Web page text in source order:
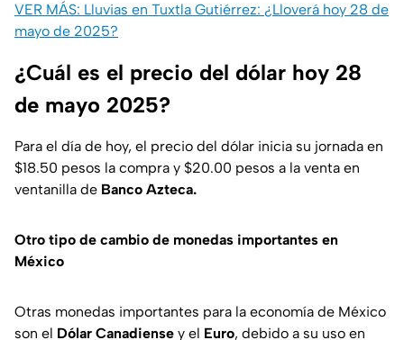
VER MÁS: Lluvias en Tuxtla Gutiérrez: ¿Lloverá hoy 28 de
mayo de 2025?
¿Cuál es el precio del dólar hoy 28
de mayo 2025?
Para el día de hoy, el precio del dólar inicia su jornada en
$18.50 pesos la compra y $20.00 pesos a la venta en
ventanilla de Banco Azteca.
Otro tipo de cambio de monedas importantes en
México
Otras monedas importantes para la economía de México
son el Dólar Canadiense y el Euro, debido a su uso en